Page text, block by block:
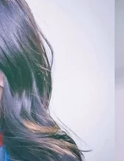
冬季绚烂，
若......